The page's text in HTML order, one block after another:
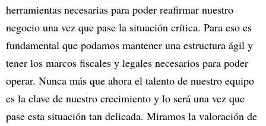
herramientas necesarias para poder reafirmar nuestro
negocio una vez que pase la situación crítica. Para eso es
fundamental que podamos mantener una estructura ágil y
tener los marcos fiscales y legales necesarios para poder
operar. Nunca más que ahora el talento de nuestro equipo
es la clave de nuestro crecimiento y lo será una vez que
pase esta situación tan delicada. Miramos la valoración de